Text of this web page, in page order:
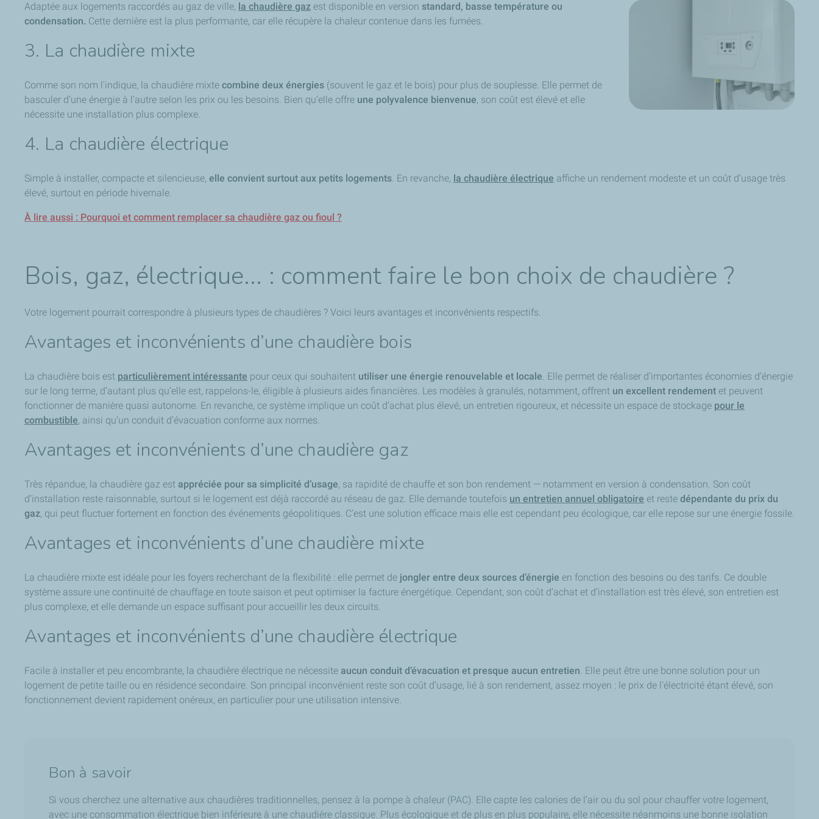
Adaptée aux logements raccordés au gaz de ville, la chaudière gaz est disponible en version standard, basse température ou
condensation. Cette dernière est la plus performante, car elle récupère la chaleur contenue dans les fumées.
3. La chaudière mixte
Comme son nom l'indique, la chaudière mixte combine deux énergies (souvent le gaz et le bois) pour plus de souplesse. Elle permet de
basculer d’une énergie à l’autre selon les prix ou les besoins. Bien qu’elle offre une polyvalence bienvenue, son coût est élevé et elle
nécessite une installation plus complexe.
4. La chaudière électrique
Simple à installer, compacte et silencieuse, elle convient surtout aux petits logements . En revanche, la chaudière électrique affiche un rendement modeste et un coût d’usage très
élevé, surtout en période hivernale.
À lire aussi : Pourquoi et comment remplacer sa chaudière gaz ou fioul ?
Bois, gaz, électrique... : comment faire le bon choix de chaudière ?
Votre logement pourrait correspondre à plusieurs types de chaudières ? Voici leurs avantages et inconvénients respectifs.
Avantages et inconvénients d’une chaudière bois
La chaudière bois est particulièrement intéressante pour ceux qui souhaitent utiliser une énergie renouvelable et locale . Elle permet de réaliser d’importantes économies d’énergie
sur le long terme, d’autant plus qu’elle est, rappelons-le, éligible à plusieurs aides financières. Les modèles à granulés, notamment, offrent un excellent rendement et peuvent
fonctionner de manière quasi autonome. En revanche, ce système implique un coût d’achat plus élevé, un entretien rigoureux, et nécessite un espace de stockage pour le
combustible, ainsi qu’un conduit d’évacuation conforme aux normes.
Avantages et inconvénients d’une chaudière gaz
Très répandue, la chaudière gaz est appréciée pour sa simplicité d’usage, sa rapidité de chauffe et son bon rendement — notamment en version à condensation. Son coût
d’installation reste raisonnable, surtout si le logement est déjà raccordé au réseau de gaz. Elle demande toutefois un entretien annuel obligatoire et reste dépendante du prix du
gaz, qui peut fluctuer fortement en fonction des événements géopolitiques. C’est une solution efficace mais elle est cependant peu écologique, car elle repose sur une énergie fossile.
Avantages et inconvénients d’une chaudière mixte
La chaudière mixte est idéale pour les foyers recherchant de la flexibilité : elle permet de jongler entre deux sources d’énergie en fonction des besoins ou des tarifs. Ce double
système assure une continuité de chauffage en toute saison et peut optimiser la facture énergétique. Cependant, son coût d’achat et d’installation est très élevé, son entretien est
plus complexe, et elle demande un espace suffisant pour accueillir les deux circuits.
Avantages et inconvénients d’une chaudière électrique
Facile à installer et peu encombrante, la chaudière électrique ne nécessite aucun conduit d’évacuation et presque aucun entretien . Elle peut être une bonne solution pour un
logement de petite taille ou en résidence secondaire. Son principal inconvénient reste son coût d’usage, lié à son rendement, assez moyen : le prix de l’électricité étant élevé, son
fonctionnement devient rapidement onéreux, en particulier pour une utilisation intensive.
Bon à savoir
Si vous cherchez une alternative aux chaudières traditionnelles, pensez à la pompe à chaleur (PAC). Elle capte les calories de l’air ou du sol pour chauffer votre logement,
avec une consommation électrique bien inférieure à une chaudière classique. Plus écologique et de plus en plus populaire, elle nécessite néanmoins une bonne isolation